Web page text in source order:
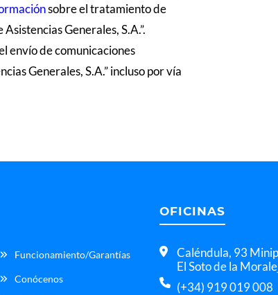
sobre el tratamiento de
Generales, S.A.”.
envío de comunicaciones
Generales, S.A.” incluso por vía
Funcionamiento/Garantías
Conócenos
OFICINAS
Caléndula, 93
El Soto de la
(+34) 919 019 008